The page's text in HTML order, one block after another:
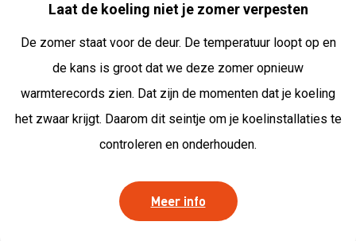
Laat de koeling niet je zomer verpesten
De zomer staat voor de deur. De temperatuur loopt op en
de kans is groot dat we deze zomer opnieuw
warmterecords zien. Dat zijn de momenten dat je koeling
het zwaar krijgt. Daarom dit seintje om je koelinstallaties te
controleren en onderhouden.
Meer info